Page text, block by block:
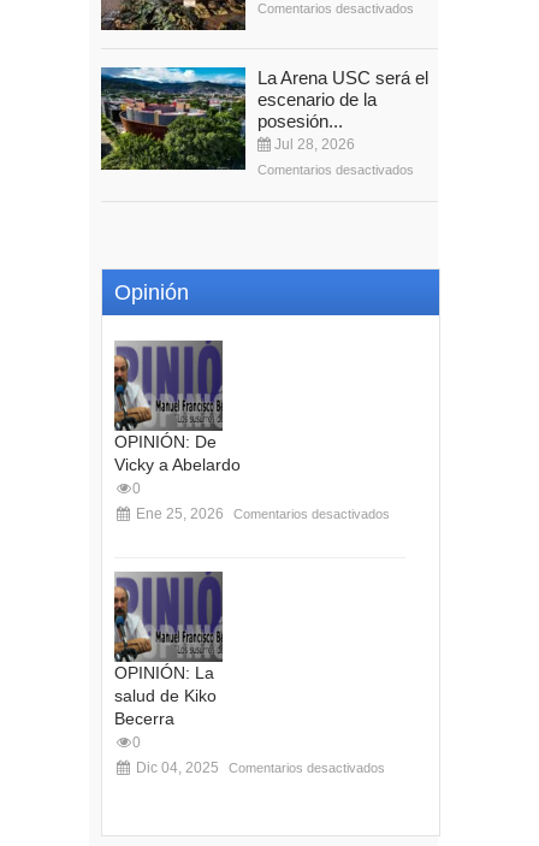
Comentarios desactivados
La Arena USC será el
escenario de la
posesión...
Jul 28, 2026
Comentarios desactivados
Opinión
OPINIÓN: De
Vicky a Abelardo
0
Ene 25, 2026
Comentarios desactivados
OPINIÓN: La
salud de Kiko
Becerra
0
Dic 04, 2025
Comentarios desactivados